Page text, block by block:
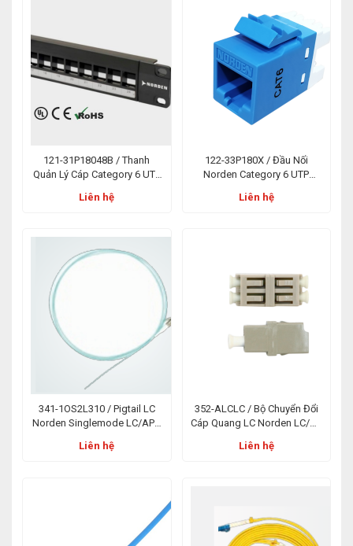
121-31P18048B / Thanh
Quản Lý Cáp Category 6 UTP
Down 48 Port
Liên hệ
122-33P180X / Đầu Nối
Norden Category 6 UTP
Liên hệ
341-1OS2L310 / Pigtail LC
Norden Singlemode LC/APC
Liên hệ
352-ALCLC / Bộ Chuyển Đổi
Cáp Quang LC Norden LC/PC
Liên hệ